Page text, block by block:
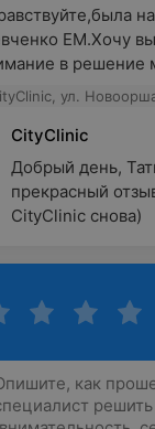
ЕМ.Хочу
в решение
ул.
CityClinic
Добрый день,
прекрасный
CityClinic снова)